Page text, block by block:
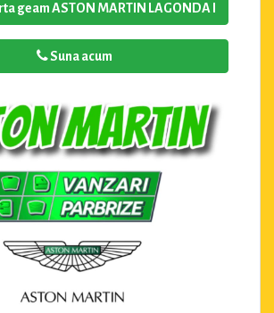
geam ASTON MARTIN LAGONDA I
Suna acum